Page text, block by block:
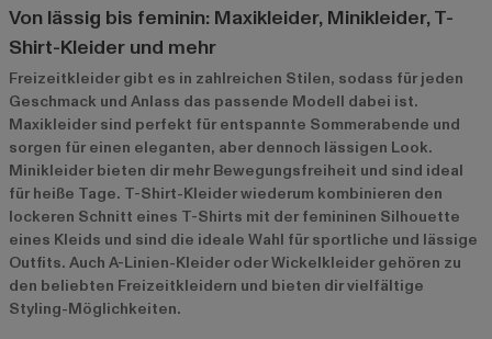
Von lässig bis feminin: Maxikleider, Minikleider, T-
Shirt-Kleider und mehr
Freizeitkleider gibt es in zahlreichen Stilen, sodass für jeden
Geschmack und Anlass das passende Modell dabei ist.
Maxikleider sind perfekt für entspannte Sommerabende und
sorgen für einen eleganten, aber dennoch lässigen Look.
Minikleider bieten dir mehr Bewegungsfreiheit und sind ideal
für heiße Tage. T-Shirt-Kleider wiederum kombinieren den
lockeren Schnitt eines T-Shirts mit der femininen Silhouette
eines Kleids und sind die ideale Wahl für sportliche und lässige
Outfits. Auch A-Linien-Kleider oder Wickelkleider gehören zu
den beliebten Freizeitkleidern und bieten dir vielfältige
Styling-Möglichkeiten.